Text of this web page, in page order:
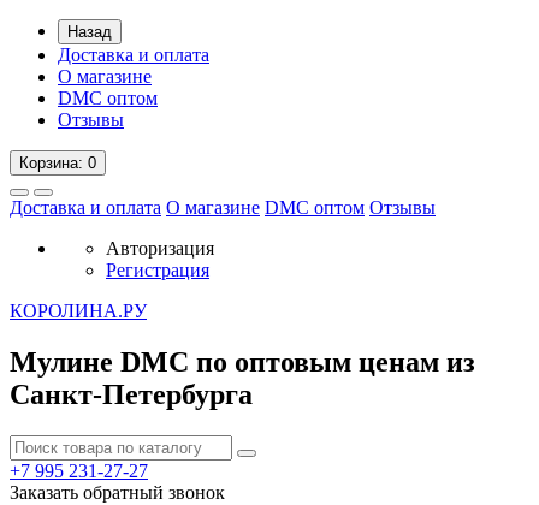
Назад
Доставка и оплата
О магазине
DMC оптом
Отзывы
Корзина: 0
Доставка и оплата О магазине DMC оптом Отзывы
Авторизация
Регистрация
КОРОЛИНА.РУ
Мулине DMC по оптовым ценам из
Санкт-Петербурга
+7 995 231-27-27
Заказать обратный звонок